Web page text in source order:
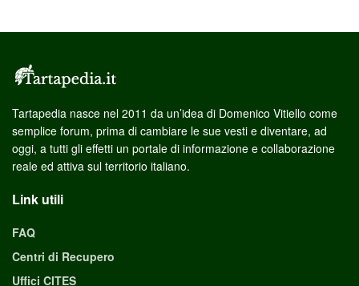
Tartapedia nasce nel 2011 da un’idea di Domenico Vitiello come
semplice forum, prima di cambiare le sue vesti e diventare, ad
oggi, a tutti gli effetti un portale di informazione e collaborazione
reale ed attiva sul territorio italiano.
Link utili
FAQ
Centri di Recupero
Uffici CITES